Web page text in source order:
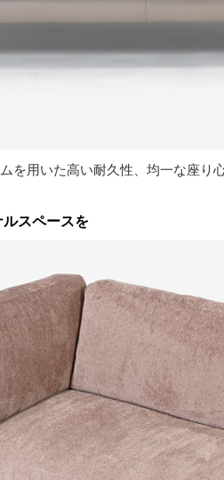
を用いた高い耐久性、均一な座
スペースを